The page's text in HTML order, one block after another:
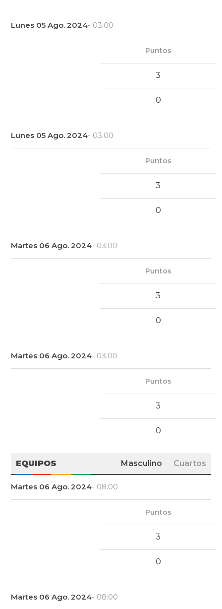
Lunes 05 Ago. 2024- 03:00
Puntos
3
0
Lunes 05 Ago. 2024- 03:00
Puntos
3
0
Martes 06 Ago. 2024- 03:00
Puntos
3
0
Martes 06 Ago. 2024- 03:00
Puntos
3
0
EQUIPOS Masculino Cuartos
Martes 06 Ago. 2024- 08:00
Puntos
3
0
Martes 06 Ago. 2024- 08:00